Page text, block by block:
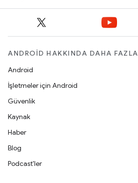
ANDROID HAKKINDA DAHA FAZLA
Android
İşletmeler için Android
Güvenlik
Kaynak
Haber
Blog
Podcast'ler